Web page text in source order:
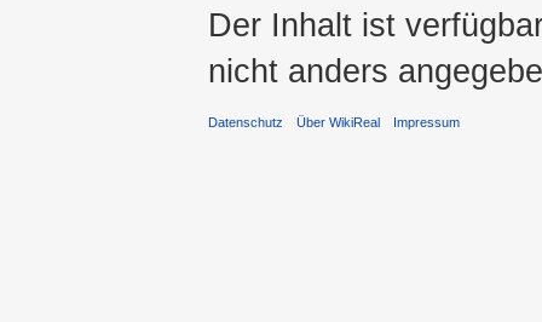
Der Inhalt ist
nicht anders
Datenschutz Über WikiReal Impressum